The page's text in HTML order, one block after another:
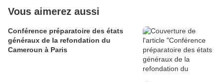
Vous aimerez aussi
Conférence préparatoire des états
généraux de la refondation du
Cameroun à Paris